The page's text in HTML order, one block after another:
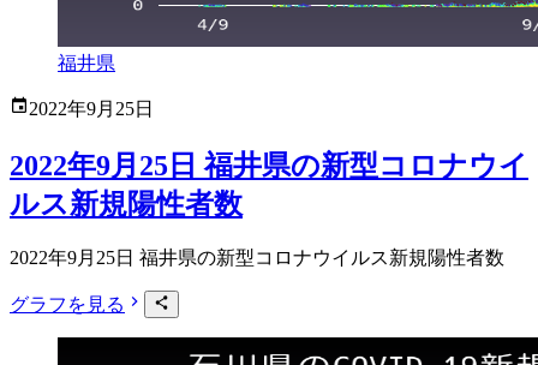
福井県
2022年9月25日
2022年9月25日 福井県の新型コロナウイ
ルス新規陽性者数
2022年9月25日 福井県の新型コロナウイルス新規陽性者数
グラフを見る